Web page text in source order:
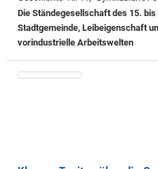
Die Ständegesellschaft des 15.
Stadtgemeinde, Leibeigenschaft
vorindustrielle Arbeitswelten